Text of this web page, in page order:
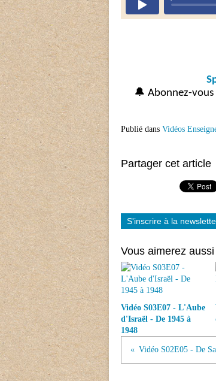
🔔 Abonnez-
Publié dans Vidéos
Partager cet article
S'inscrire à la
Vous aimerez aussi
Vidéo S03E07 - L'Aube
d'Israël - De 1945 à
1948